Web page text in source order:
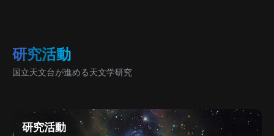
研究活動
国立天文台が進める天文学研究
研究活動